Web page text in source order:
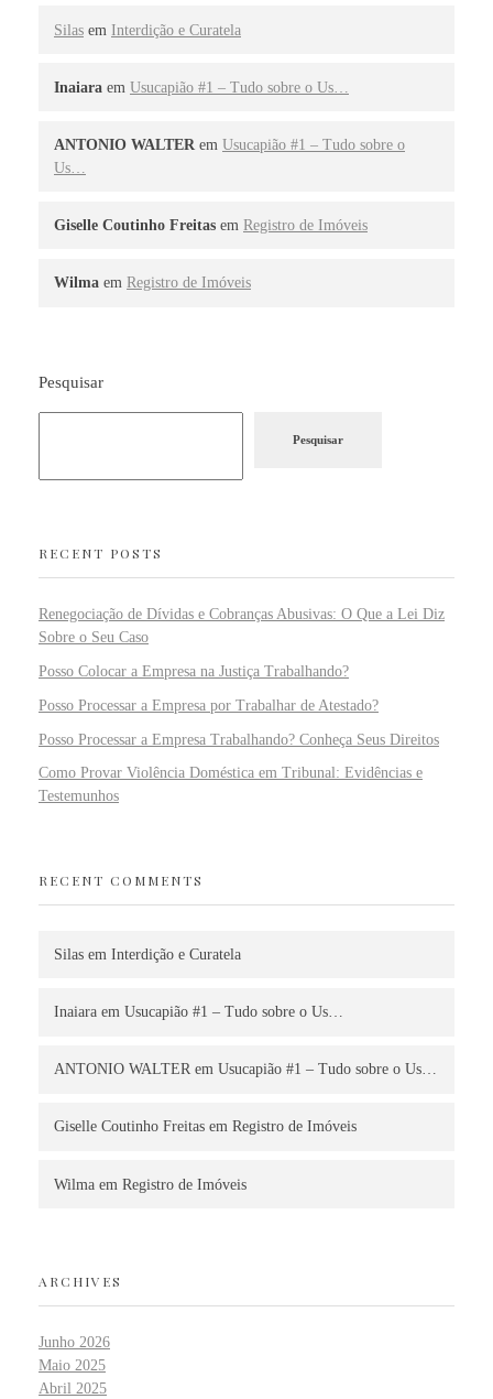
Silas em Interdição e Curatela
Inaiara em Usucapião #1 – Tudo sobre o Us…
ANTONIO WALTER em Usucapião #1 – Tudo sobre o
Us…
Giselle Coutinho Freitas em Registro de Imóveis
Wilma em Registro de Imóveis
Pesquisar
Pesquisar
RECENT POSTS
Renegociação de Dívidas e Cobranças Abusivas: O Que a Lei Diz
Sobre o Seu Caso
Posso Colocar a Empresa na Justiça Trabalhando?
Posso Processar a Empresa por Trabalhar de Atestado?
Posso Processar a Empresa Trabalhando? Conheça Seus Direitos
Como Provar Violência Doméstica em Tribunal: Evidências e
Testemunhos
RECENT COMMENTS
Silas em Interdição e Curatela
Inaiara em Usucapião #1 – Tudo sobre o Us…
ANTONIO WALTER em Usucapião #1 – Tudo sobre o Us…
Giselle Coutinho Freitas em Registro de Imóveis
Wilma em Registro de Imóveis
ARCHIVES
Junho 2026
Maio 2025
Abril 2025